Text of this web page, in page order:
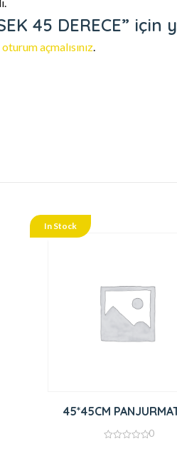
45 DERECE”
oturum açmalısınız.
In Stock
45*45CM
0